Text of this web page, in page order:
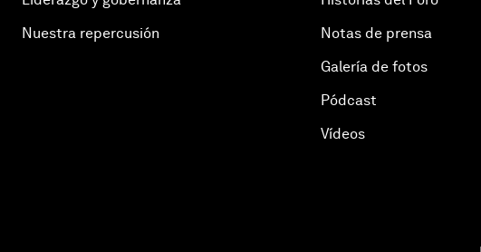
Nuestra repercusión
Notas de prensa
Galería de fotos
Pódcast
Vídeos